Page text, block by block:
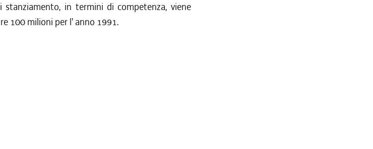
in termini di competenza, viene
100 milioni per l' anno 1991.